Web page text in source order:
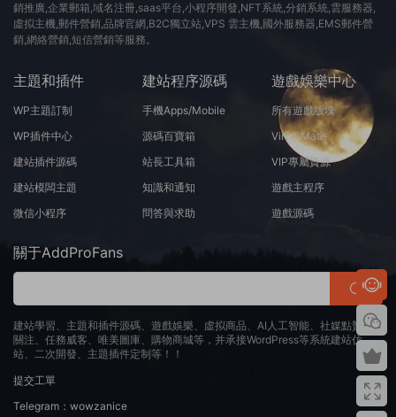
銷推廣,企業郵箱,域名注冊,saas平台,小程序開發,NFT系統,分銷系統,雲服務器,
虛拟主機,郵件營銷,品牌官網,B2C獨立站,VPS 雲主機,國外服務器,EMS郵件營
銷,網絡營銷,短信營銷等服務。
主題和插件
WP主題訂制
WP插件中心
建站插件源碼
建站模闆主題
微信小程序
建站程序源碼
手機Apps/Mobile
源碼百寶箱
站長工具箱
知識和通知
問答與求助
遊戲娛樂中心
所有遊戲版塊
Virt A Mate
VIP專屬資源
遊戲主程序
遊戲源碼
關于AddProFans
建站學習、主題和插件源碼、遊戲娛樂、虛拟商品、AI人工智能、社媒點贊、
關注、任務威客、唯美圖庫、購物商城等，并承接WordPress等系統建站仿
站、二次開發、主題插件定制等！！
提交工單
Telegram：wowzanice